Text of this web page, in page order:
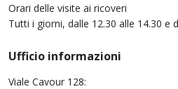
Orari delle visite ai ricoveri
Tutti i giorni, dalle 12.30 alle 14.30 e
Ufficio informazioni
Viale Cavour 128: